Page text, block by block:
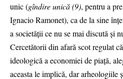
unic (gîndire unică (9), pentru a
Ignacio Ramonet), ca de la sine
a societății ce nu se mai discută și
Cercetătorii din afară scot regulat
ideologică a economiei de piață,
aceasta le implică, dar arheologiile